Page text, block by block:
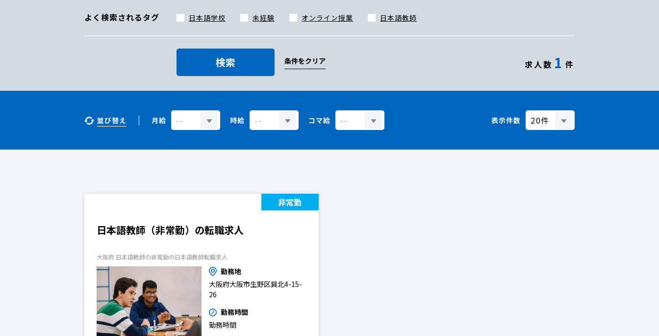
よく検索されるタグ 日本語学校 未経験 オンライン授業 日本語教師
検索 条件をクリア 求人数 1 件
並び替え 月給 時給 コマ給 表示件数
非常勤
日本語教師（非常勤）の転職求人
大阪府 日本語教師の非常勤の日本語教師転職求人
勤務地
大阪府大阪市生野区巽北4-15-
26
勤務時間
勤務時間